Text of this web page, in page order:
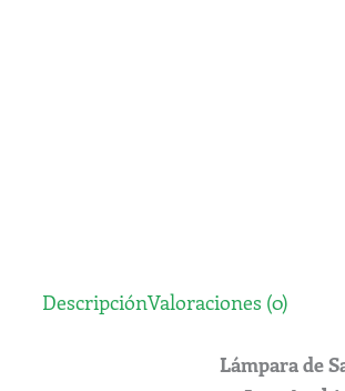
DescripciónValoraciones (0)
Lámpara de